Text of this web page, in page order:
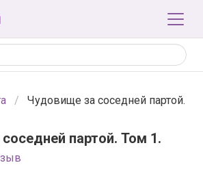
Чудовище за соседней партой.
партой. Том 1.